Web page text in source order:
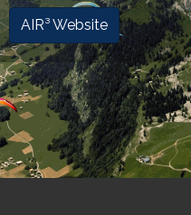
AIR³ Website